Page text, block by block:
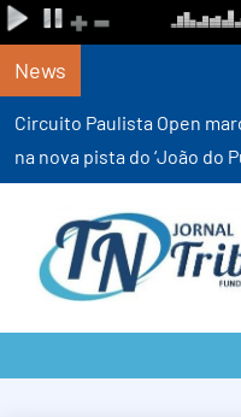
News
Circuito Paulista Open
na nova pista do ‘João do